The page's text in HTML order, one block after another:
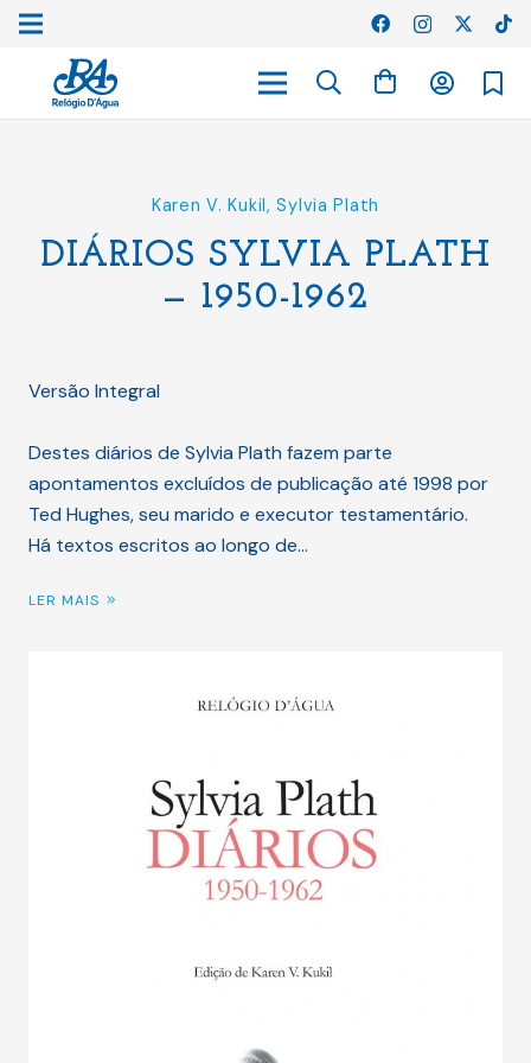
Karen V. Kukil,Sylvia Plath
DIÁRIOS SYLVIA PLATH
— 1950-1962
Versão Integral
Destes diários de Sylvia Plath fazem parte
apontamentos excluídos de publicação até 1998 por
Ted Hughes, seu marido e executor testamentário.
Há textos escritos ao longo de…
LER MAIS